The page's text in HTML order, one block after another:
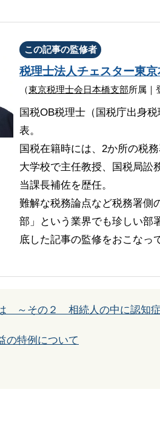
この記事の監修者
税理士法人チェスター東
（東京税理士会日本橋支部所属｜
国税OB税理士（国税庁出身
表。
国税在籍時には、2か所の税
大学校で主任教授、国税局訟
当課長補佐を歴任。
難解な税務論点など税務署側
部」という業界でも珍しい部
底した記事の監修をおこなっ
～その２ 相続人の中に認知症
の特例について